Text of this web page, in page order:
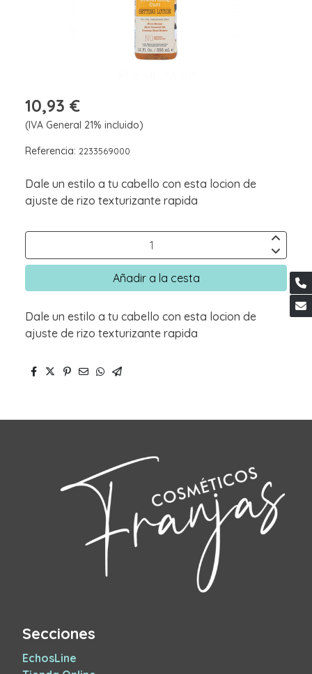
10,93 €
(IVA General 21% incluido)
Referencia: 2233569000
Dale un estilo a tu cabello con esta locion de
ajuste de rizo texturizante rapida
Añadir a la cesta
Dale un estilo a tu cabello con esta locion de
ajuste de rizo texturizante rapida
Secciones
EchosLine